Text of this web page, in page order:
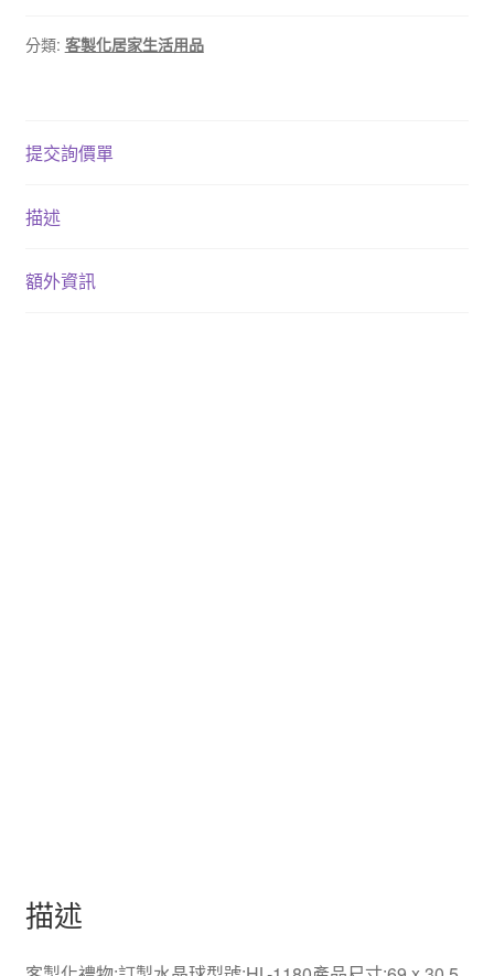
分類: 客製化居家生活用品
提交詢價單
描述
額外資訊
描述